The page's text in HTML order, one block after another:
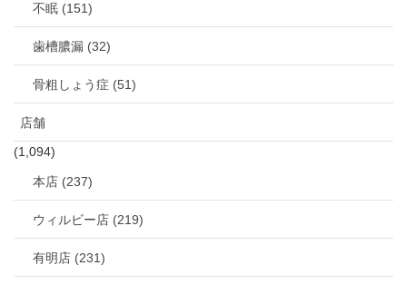
不眠 (151)
歯槽膿漏 (32)
骨粗しょう症 (51)
店舗
(1,094)
本店 (237)
ウィルビー店 (219)
有明店 (231)